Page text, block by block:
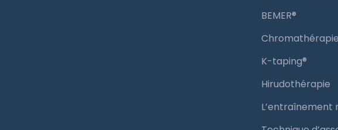
BEMER®️
Chromathérapie
K-taping®️
Hirudothérapie
L’entraînement